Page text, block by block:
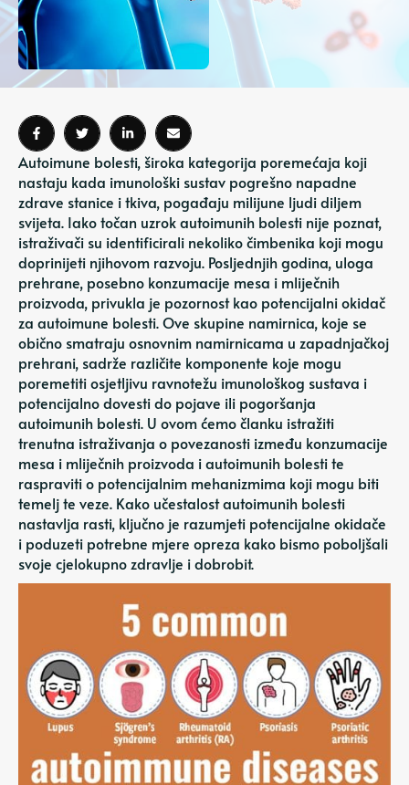
Autoimune bolesti, široka kategorija poremećaja koji
nastaju kada imunološki sustav pogrešno napadne
zdrave stanice i tkiva, pogađaju milijune ljudi diljem
svijeta. Iako točan uzrok autoimunih bolesti nije poznat,
istraživači su identificirali nekoliko čimbenika koji mogu
doprinijeti njihovom razvoju. Posljednjih godina, uloga
prehrane, posebno konzumacije mesa i mliječnih
proizvoda, privukla je pozornost kao potencijalni okidač
za autoimune bolesti. Ove skupine namirnica, koje se
obično smatraju osnovnim namirnicama u zapadnjačkoj
prehrani, sadrže različite komponente koje mogu
poremetiti osjetljivu ravnotežu imunološkog sustava i
potencijalno dovesti do pojave ili pogoršanja
autoimunih bolesti. U ovom ćemo članku istražiti
trenutna istraživanja o povezanosti između konzumacije
mesa i mliječnih proizvoda i autoimunih bolesti te
raspraviti o potencijalnim mehanizmima koji mogu biti
temelj te veze. Kako učestalost autoimunih bolesti
nastavlja rasti, ključno je razumjeti potencijalne okidače
i poduzeti potrebne mjere opreza kako bismo poboljšali
svoje cjelokupno zdravlje i dobrobit.